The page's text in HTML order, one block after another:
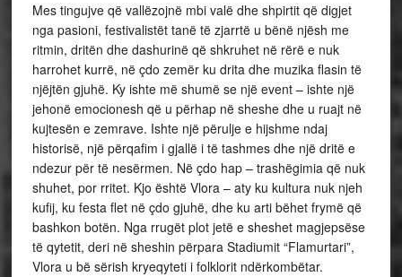
Mes tingujve që vallëzojnë mbi valë dhe shpirtit që digjet
nga pasioni, festivalistët tanë të zjarrtë u bënë njësh me
ritmin, dritën dhe dashurinë që shkruhet në rërë e nuk
harrohet kurrë, në çdo zemër ku drita dhe muzika flasin të
njëjtën gjuhë. Ky ishte më shumë se një event – ishte një
jehonë emocionesh që u përhap në sheshe dhe u ruajt në
kujtesën e zemrave. Ishte një përulje e hijshme ndaj
historisë, një përqafim i gjallë i të tashmes dhe një dritë e
ndezur për të nesërmen. Në çdo hap – trashëgimia që nuk
shuhet, por rritet. Kjo është Vlora – aty ku kultura nuk njeh
kufij, ku festa flet në çdo gjuhë, dhe ku arti bëhet frymë që
bashkon botën. Nga rrugët plot jetë e sheshet magjepsëse
të qytetit, deri në sheshin përpara Stadiumit “Flamurtari”,
Vlora u bë sërish kryeqyteti i folklorit ndërkombëtar.